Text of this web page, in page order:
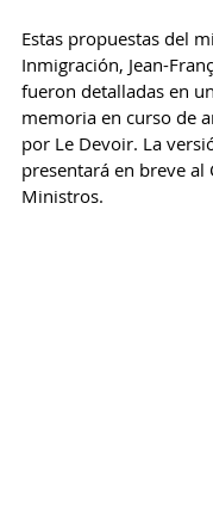
Estas propuestas del
Inmigración, Jean-
fueron detalladas en
memoria en curso de
por Le Devoir. La
presentará en breve al
Ministros.